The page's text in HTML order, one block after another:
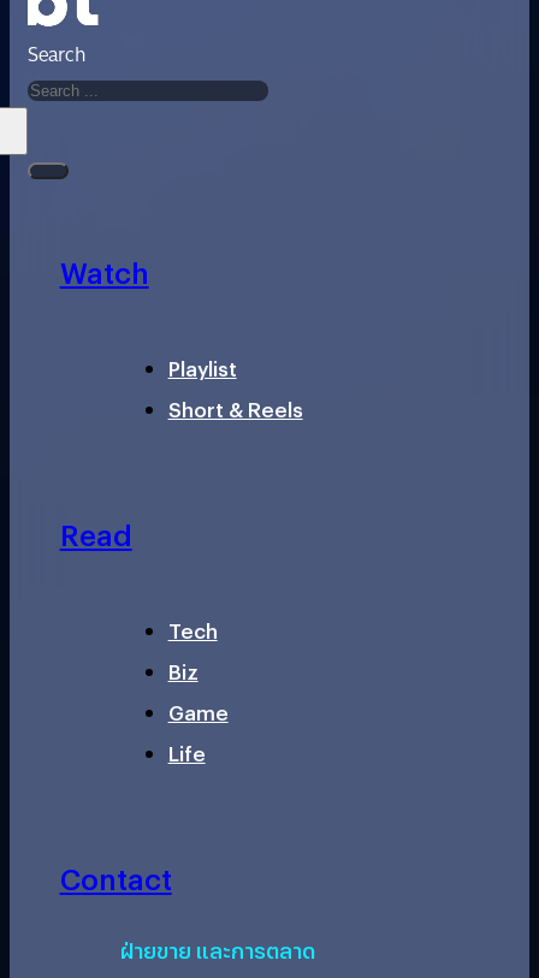
Search
Watch
Playlist
Short & Reels
Read
Tech
Biz
Game
Life
Contact
ฝ่ายขาย และการตลาด